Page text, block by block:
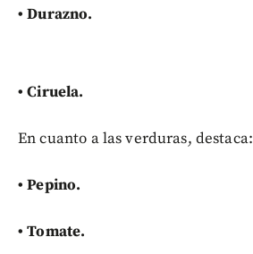
• Durazno.
• Ciruela.
En cuanto a las verduras, destaca:
•Pepino.
•Tomate.